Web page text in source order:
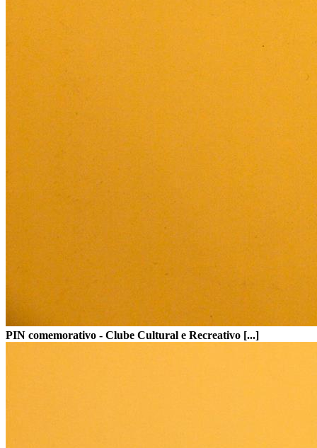
PIN comemorativo - Clube Cultural e Recreativo [...]